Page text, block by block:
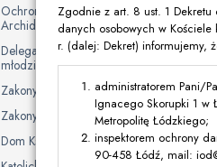
Ochrona danych osobowych w
Archidiecezji Łódzkiej
Delegat Biskupa ds. ochrony dzieci i
młodzieży
Zakony męskie
Zakony żeńskie
Dom Księży Emerytów
Zgodnie z art. 8 ust. 1
danych osobowych w
r. (dalej: Dekret) informujemy,
administratorem Pani/
Ignacego Skorupki 1 w
Metropolitę Łódzkiego;
inspektorem ochrony
90-458 Łódź, mail: